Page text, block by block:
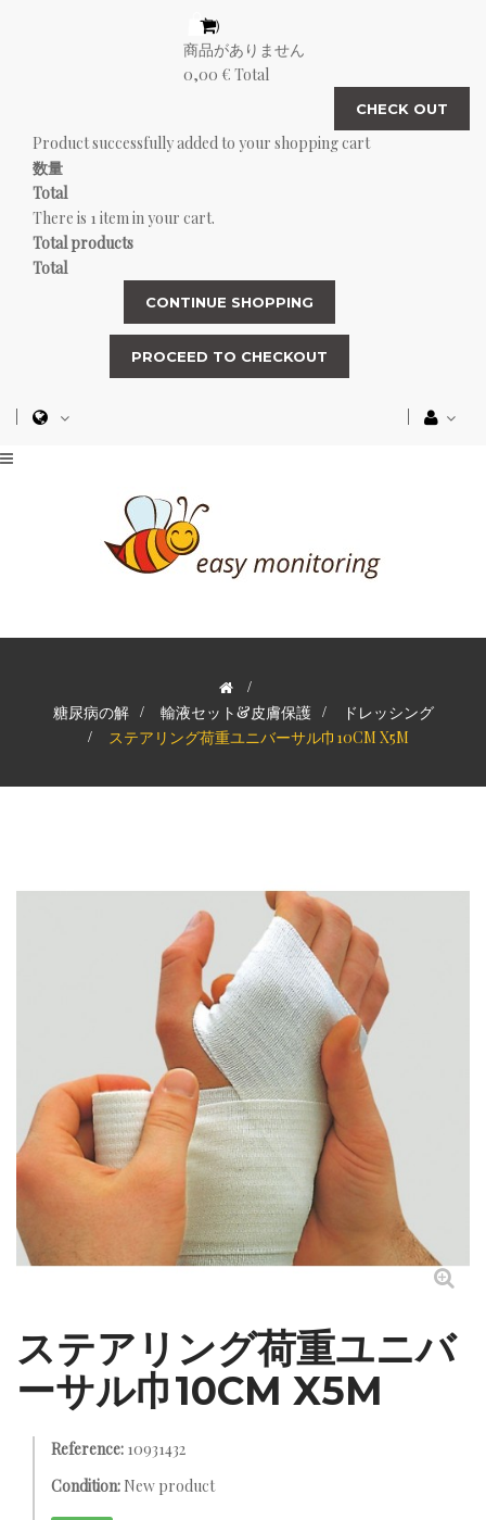
（空）
商品がありません
0,00 € Total
CHECK OUT
Product successfully added to your shopping cart
数量
Total
There is 1 item in your cart.
Total products
Total
CONTINUE SHOPPING
PROCEED TO CHECKOUT
>
糖尿病の解 > 輸液セット&皮膚保護 >
ドレッシング
>
ステアリング荷重ユニバーサル巾10CM X5M
ステアリング荷重ユニバ
ーサル巾10CM X5M
Reference: 10931432
Condition: New product